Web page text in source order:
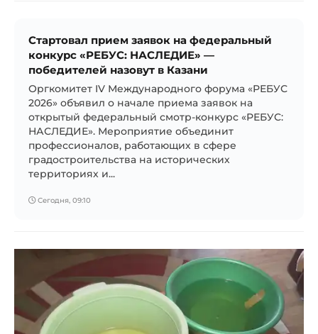
Стартовал прием заявок на федеральный
конкурс «РЕБУС: НАСЛЕДИЕ» —
победителей назовут в Казани
Оргкомитет IV Международного форума «РЕБУС
2026» объявил о начале приема заявок на
открытый федеральный смотр-конкурс «РЕБУС:
НАСЛЕДИЕ». Мероприятие объединит
профессионалов, работающих в сфере
градостроительства на исторических
территориях и...
Сегодня, 09:10